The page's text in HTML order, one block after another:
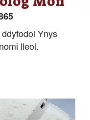
Ynys
lleol.